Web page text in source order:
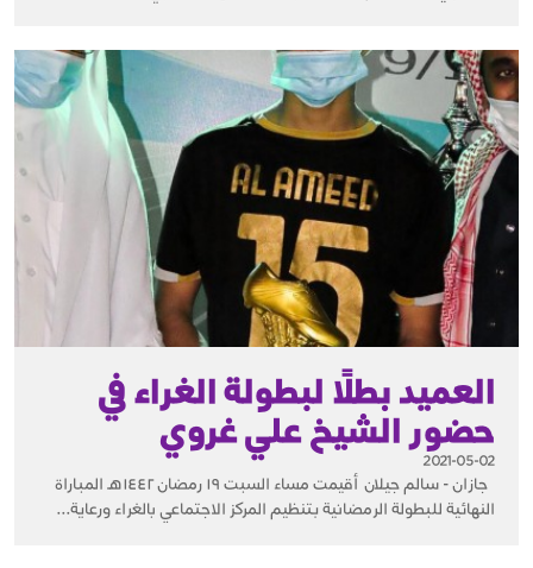
العميد بطلًا لبطولة الغراء في
حضور الشيخ علي غروي
2021-05-02
جازان - سالم جيلان أقيمت مساء السبت ١٩ رمضان ١٤٤٢هـ المباراة
النهائية للبطولة الرمضانية بتنظيم المركز الاجتماعي بالغراء ورعاية...